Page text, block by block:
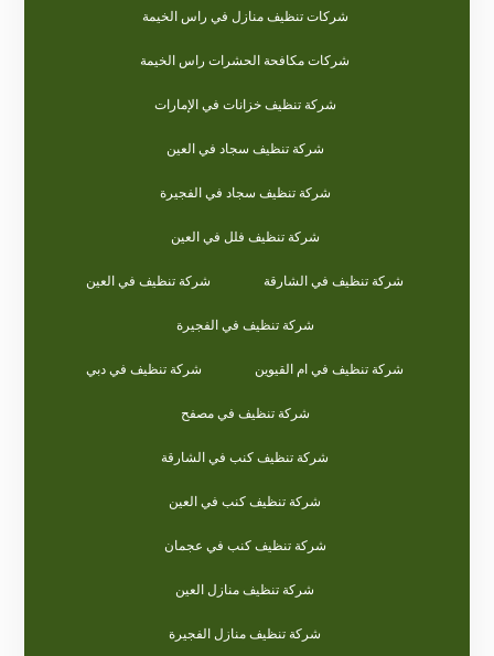
شركات تنظيف منازل في راس الخيمة
شركات مكافحة الحشرات راس الخيمة
شركة تنظيف خزانات في الإمارات
شركة تنظيف سجاد في العين
شركة تنظيف سجاد في الفجيرة
شركة تنظيف فلل في العين
شركة تنظيف في الشارقة شركة تنظيف في العين
شركة تنظيف في الفجيرة
شركة تنظيف في ام القيوين شركة تنظيف في دبي
شركة تنظيف في مصفح
شركة تنظيف كنب في الشارقة
شركة تنظيف كنب في العين
شركة تنظيف كنب في عجمان
شركة تنظيف منازل العين
شركة تنظيف منازل الفجيرة